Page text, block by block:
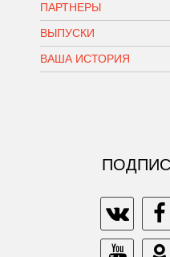
ПАРТНЕРЫ
ВЫПУСКИ
ВАША ИСТОРИЯ